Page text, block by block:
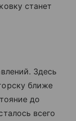
станет
Здесь
ближе
до
всего